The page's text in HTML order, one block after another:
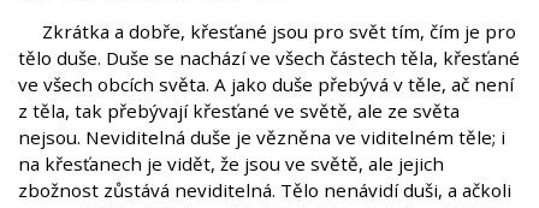
Zkrátka a dobře, křesťané jsou pro svět tím, čím je pro
tělo duše. Duše se nachází ve všech částech těla, křesťané
ve všech obcích světa. A jako duše přebývá v těle, ač není
z těla, tak přebývají křesťané ve světě, ale ze světa
nejsou. Neviditelná duše je vězněna ve viditelném těle; i
na křesťanech je vidět, že jsou ve světě, ale jejich
zbožnost zůstává neviditelná. Tělo nenávidí duši, a ačkoli